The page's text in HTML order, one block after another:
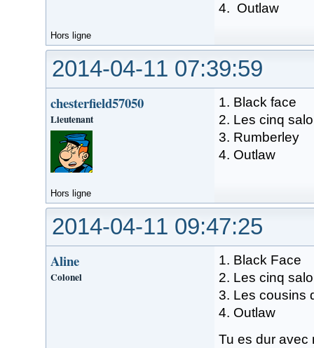
4. Outlaw
Hors ligne
2014-04-11 07:39:59
chesterfield57050
Lieutenant
1. Black face
2. Les cinq
3. Rumberley
4. Outlaw
Hors ligne
2014-04-11 09:47:25
Aline
Colonel
1. Black Face
2. Les cinq
3. Les cousins
4. Outlaw
Tu es dur avec